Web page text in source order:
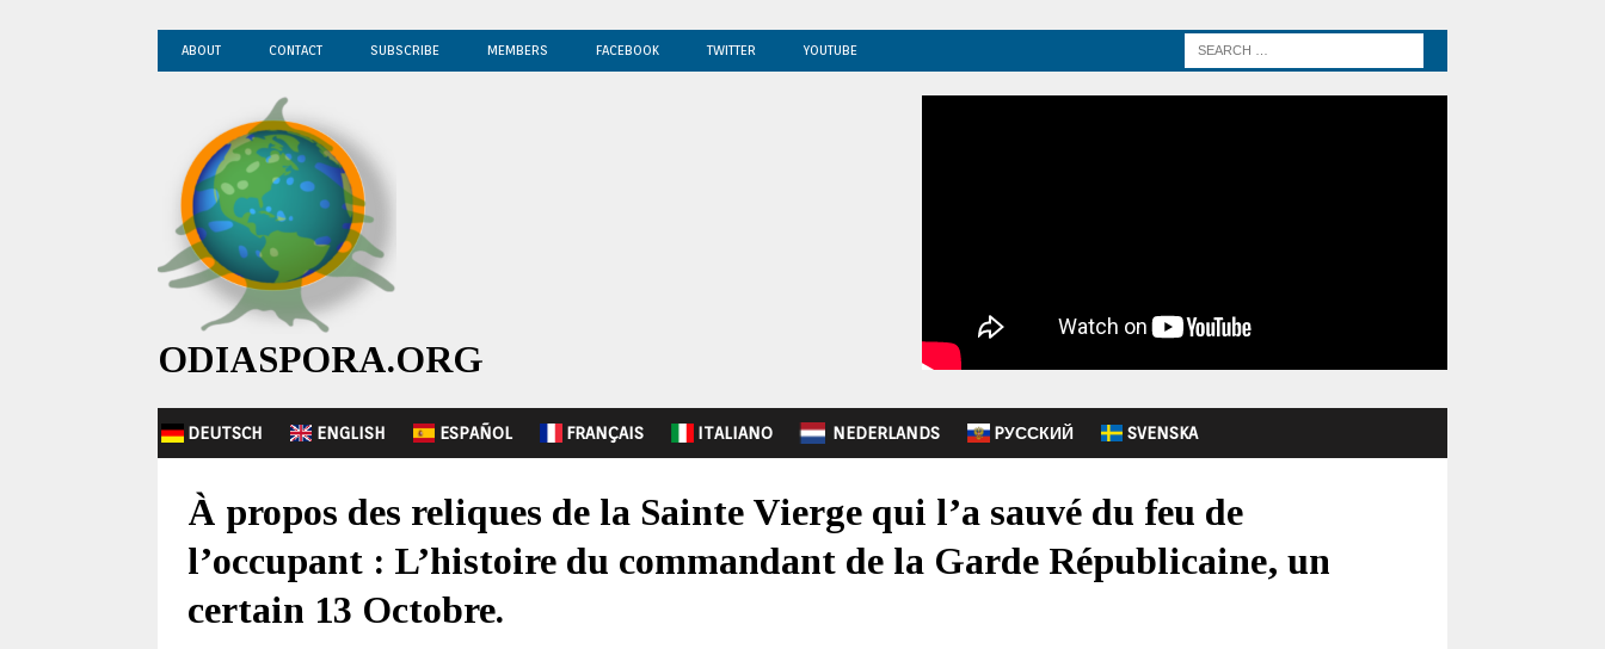
ABOUT CONTACT SUBSCRIBE MEMBERS FACEBOOK TWITTER YOUTUBE
ODIASPORA.ORG
DEUTSCH ENGLISH ESPAÑOL FRANÇAIS ITALIANO NEDERLANDS PУССКИЙ SVENSKA
À propos des reliques de la Sainte Vierge qui l’a sauvé du feu de
l’occupant : L’histoire du commandant de la Garde Républicaine, un
certain 13 Octobre.